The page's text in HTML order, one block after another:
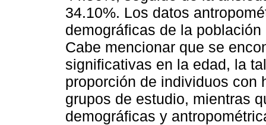
34.10%. Los datos
demográficas de la
Cabe mencionar que se
significativas en la edad, la
proporción de individuos con
grupos de estudio, mientras
demográficas y